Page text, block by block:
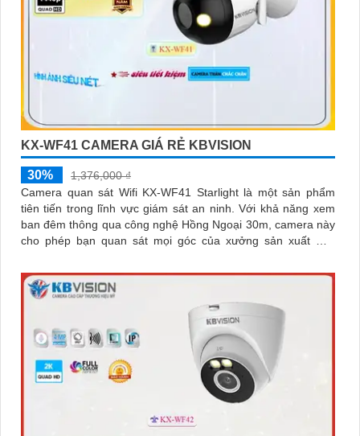
KX-WF41 CAMERA GIÁ RẺ KBVISION
30%
1,376,000 ₫
Camera quan sát Wifi KX-WF41 Starlight là một sản phẩm
tiên tiến trong lĩnh vực giám sát an ninh. Với khả năng xem
ban đêm thông qua công nghệ Hồng Ngoại 30m, camera này
cho phép bạn quan sát mọi góc của xưởng sản xuất một